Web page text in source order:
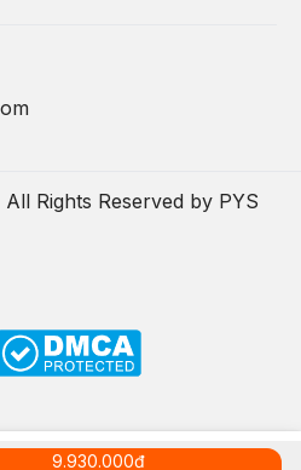
9.930.000đ
All Rights Reserved by PYS